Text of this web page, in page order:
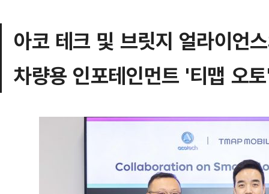
아코 테크 및 브릿지 얼라이언
차량용 인포테인먼트 '티맵 오